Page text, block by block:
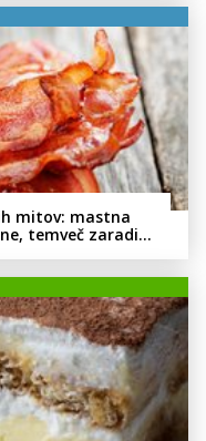
mitov: mastna
temveč zaradi